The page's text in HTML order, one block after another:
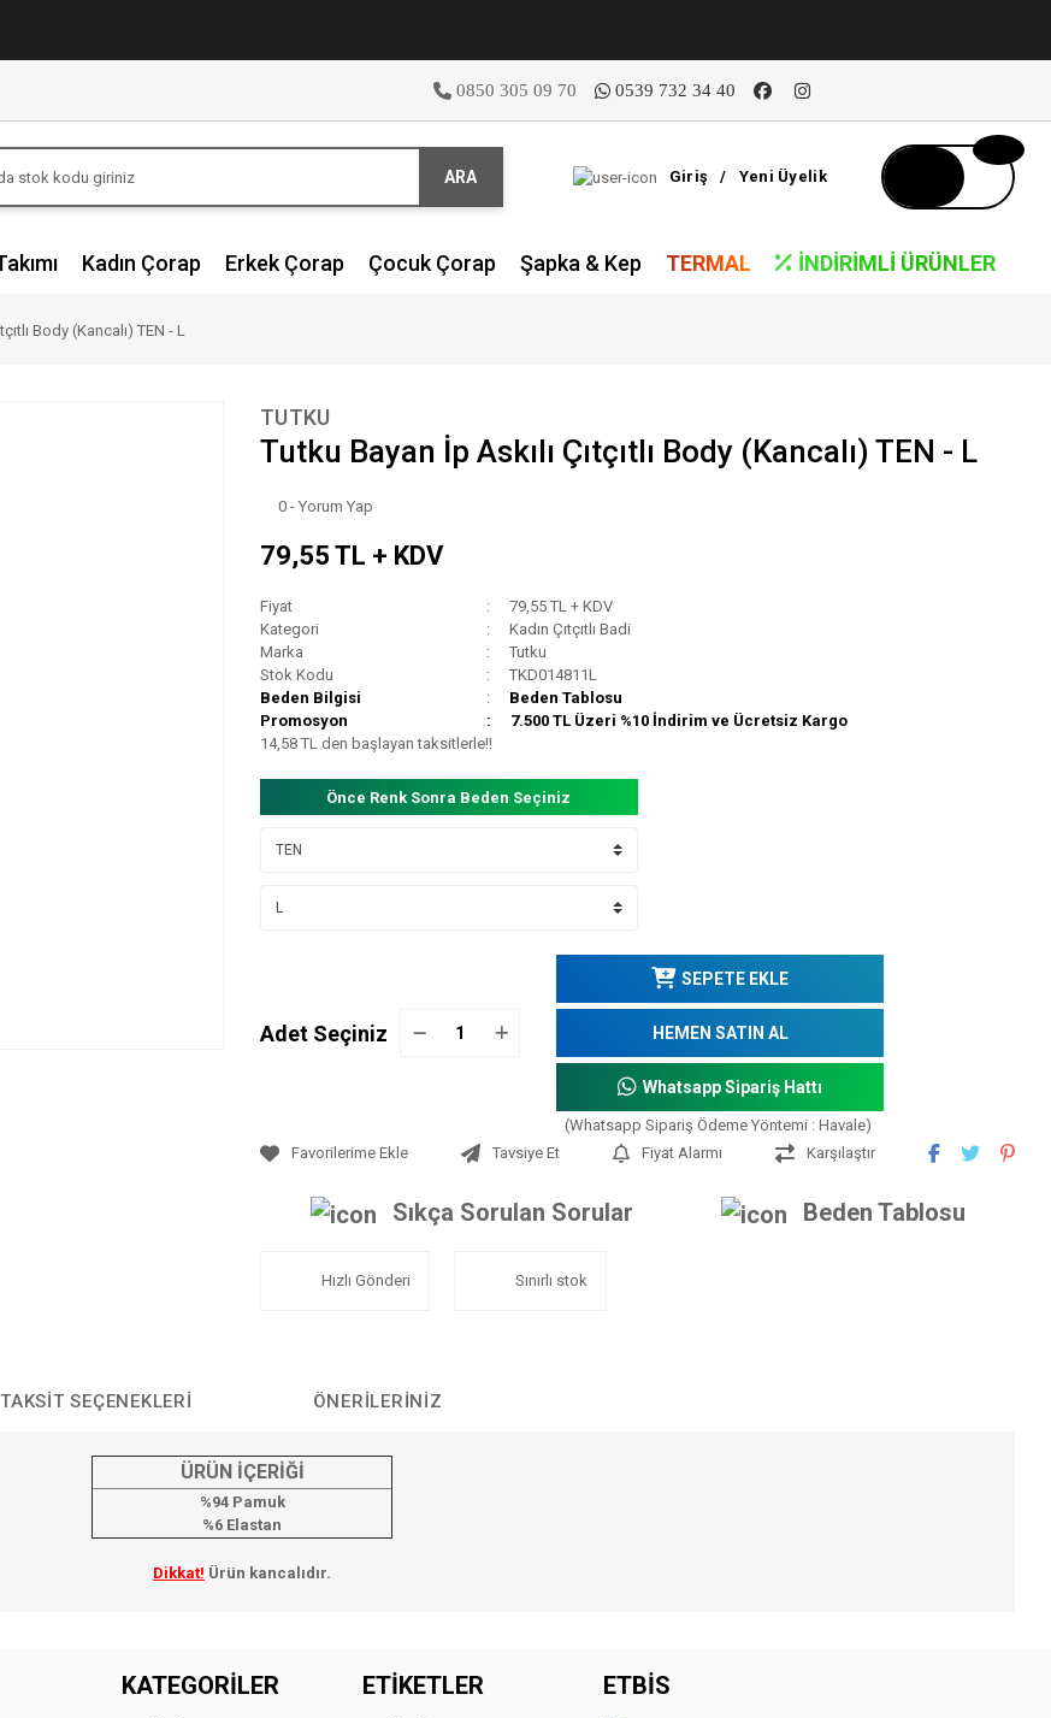
0850 305 09 70 0539 732 34 40
ARA Giriş / Yeni Üyelik
Kadın Çorap Erkek Çorap Çocuk Çorap Şapka & Kep TERMAL İNDIRIMLI ÜRÜNLER
Body (Kancalı) TEN - L
TUTKU
Tutku Bayan İp Askılı Çıtçıtlı Body (Kancalı) TEN - L
0 - Yorum Yap
79,55 TL + KDV
Fiyat
79,55 TL + KDV
Kategori
Kadın Çıtçıtlı Badi
Marka
Tutku
Stok Kodu
TKD014811L
Beden Bilgisi
Beden Tablosu
Promosyon
7.500 TL Üzeri %10 İndirim ve Ücretsiz Kargo
14,58 TL den başlayan taksitlerle!!
Önce Renk Sonra Beden Seçiniz
Adet Seçiniz
SEPETE EKLE
HEMEN SATIN AL
Whatsapp Sipariş Hattı
(Whatsapp Sipariş Ödeme Yöntemi : Havale)
Tavsiye Et
Fiyat Alarmı Karşılaştır
Sıkça Sorulan Sorular Beden Tablosu
Hızlı Gönderi Sınırlı stok
TAKSIT SEÇENEKLERI ÖNERILERINIZ
ÜRÜN İÇERİĞİ
%94 Pamuk
%6 Elastan
Dikkat! Ürün kancalıdır.
Bu ürüne ilk yorumu siz yapın!
KATEGORİLER ETİKETLER ETBİS